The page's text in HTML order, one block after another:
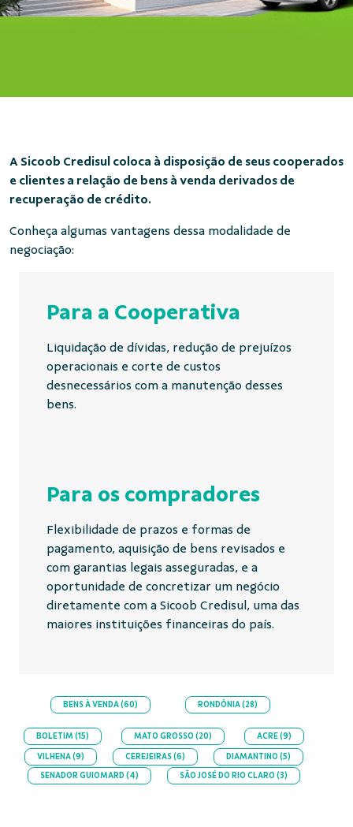
A Sicoob Credisul coloca à disposição de seus cooperados
e clientes a relação de bens à venda derivados de
recuperação de crédito.
Conheça algumas vantagens dessa modalidade de
negociação:
Para a Cooperativa
Liquidação de dívidas, redução de prejuízos
operacionais e corte de custos
desnecessários com a manutenção desses
bens.
Para os compradores
Flexibilidade de prazos e formas de
pagamento, aquisição de bens revisados e
com garantias legais asseguradas, e a
oportunidade de concretizar um negócio
diretamente com a Sicoob Credisul, uma das
maiores instituições financeiras do país.
BENS À VENDA(60) RONDÔNIA(28)
BOLETIM(15) MATO GROSSO (20) ACRE(9)
VILHENA(9) CEREJEIRAS(6) DIAMANTINO (5)
SENADOR GUIOMARD (4) SÃO JOSÉ DO RIO CLARO (3)